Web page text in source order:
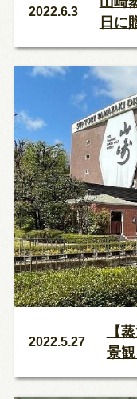
2022.6.3
日に
2022.5.27
【
景